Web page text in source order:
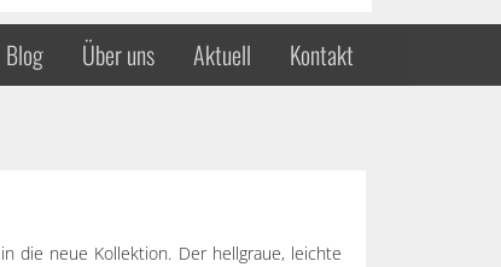
Blog Über uns Aktuell Kontakt
die neue Kollektion. Der hellgraue, leichte